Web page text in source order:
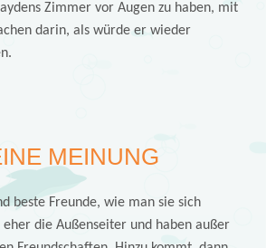
Zimmer vor Augen zu haben, mit
darin, als würde er wieder
MEINUNG
beste Freunde, wie man sie sich
die Außenseiter und haben außer